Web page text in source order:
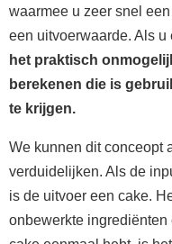
waarmee u zeer snel
een uitvoerwaarde. Als
het praktisch
berekenen die is
te krijgen.
We kunnen dit conceopt
verduidelijken. Als de
is de uitvoer een cake.
onbewerkte ingrediënten